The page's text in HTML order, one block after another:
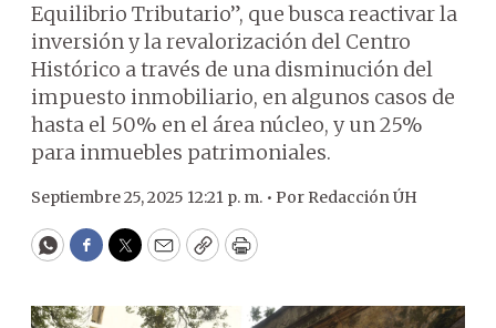
Equilibrio Tributario”, que busca reactivar la
inversión y la revalorización del Centro
Histórico a través de una disminución del
impuesto inmobiliario, en algunos casos de
hasta el 50% en el área núcleo, y un 25%
para inmuebles patrimoniales.
Septiembre 25, 2025 12:21 p. m. • Por Redacción ÚH
WhatsApp
Facebook
Twitter
EmailCopyPrint